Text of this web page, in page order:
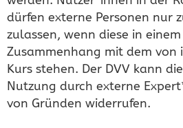
dürfen externe Personen nur
zulassen, wenn diese in
Zusammenhang mit dem
Kurs stehen. Der DVV kann
Nutzung durch externe
von Gründen widerrufen.